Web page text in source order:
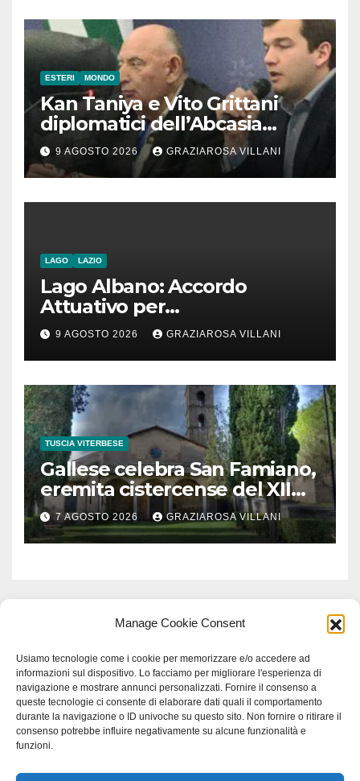
Manage Cookie Consent
Usiamo tecnologie come i cookie per memorizzare e/o accedere ad
informazioni sul dispositivo. Lo facciamo per migliorare l'esperienza di
navigazione e mostrare annunci personalizzati. Fornire il consenso a
queste tecnologie ci consente di elaborare dati quali il comportamento
durante la navigazione o ID univoche su questo sito. Non fornire o ritirare il
consenso potrebbe influire negativamente su alcune funzionalità e
funzioni.
ESTERI MONDO
Kan Taniya e Vito Grittani
diplomatici dell’Abcasia
contro nota del governo
romeno. “Non si può invocare
la costruzione di ponti e allo
stesso tempo condannare
9 AGOSTO 2026 GRAZIAROSA VILLANI
LAGO LAZIO
Lago Albano: Accordo
Attuativo per
l’interconnessione
acquedottistica da 29,5
milioni di euro
9 AGOSTO 2026 GRAZIAROSA VILLANI
TUSCIA VITERBESE
Gallese celebra San Famiano,
eremita cistercense del XII
secolo
7 AGOSTO 2026 GRAZIAROSA VILLANI